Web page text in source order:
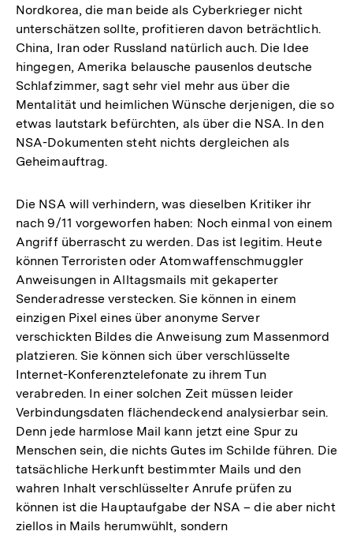
Nordkorea, die man beide als Cyberkrieger nicht
unterschätzen sollte, profitieren davon beträchtlich.
China, Iran oder Russland natürlich auch. Die Idee
hingegen, Amerika belausche pausenlos deutsche
Schlafzimmer, sagt sehr viel mehr aus über die
Mentalität und heimlichen Wünsche derjenigen, die so
etwas lautstark befürchten, als über die NSA. In den
NSA-Dokumenten steht nichts dergleichen als
Geheimauftrag.
Die NSA will verhindern, was dieselben Kritiker ihr
nach 9/11 vorgeworfen haben: Noch einmal von einem
Angriff überrascht zu werden. Das ist legitim. Heute
können Terroristen oder Atomwaffenschmuggler
Anweisungen in Alltagsmails mit gekaperter
Senderadresse verstecken. Sie können in einem
einzigen Pixel eines über anonyme Server
verschickten Bildes die Anweisung zum Massenmord
platzieren. Sie können sich über verschlüsselte
Internet-Konferenztelefonate zu ihrem Tun
verabreden. In einer solchen Zeit müssen leider
Verbindungsdaten flächendeckend analysierbar sein.
Denn jede harmlose Mail kann jetzt eine Spur zu
Menschen sein, die nichts Gutes im Schilde führen. Die
tatsächliche Herkunft bestimmter Mails und den
wahren Inhalt verschlüsselter Anrufe prüfen zu
können ist die Hauptaufgabe der NSA – die aber nicht
ziellos in Mails herumwühlt, sondern